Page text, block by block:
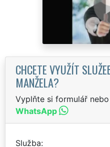
CHCETE VYUŽÍT
MANŽELA?
Vyplňte si formulář
WhatsApp
Služba